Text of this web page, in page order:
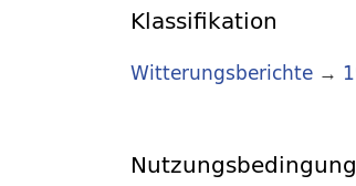
Klassifikation
Witterungsberichte →